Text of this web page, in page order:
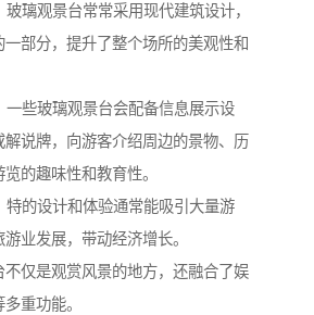
璃观景台常常采用现代建筑设计，
一部分，提升了整个场所的美观性和
些玻璃观景台会配备信息展示设
说牌，向游客介绍周边的景物、历
的趣味性和教育性。
的设计和体验通常能吸引大量游
业发展，带动经济增长。
不仅是观赏风景的地方，还融合了娱
重功能。